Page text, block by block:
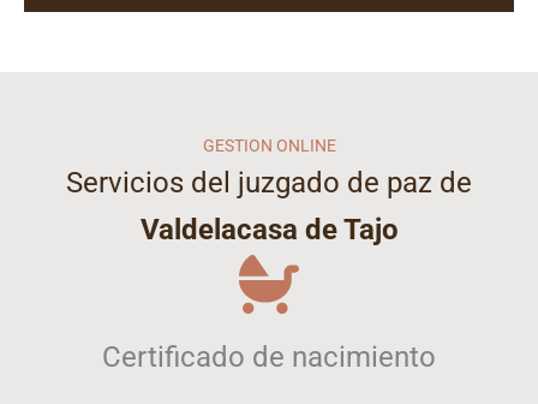
GESTION ONLINE
Servicios del juzgado de paz de
Valdelacasa de Tajo
Certificado de nacimiento